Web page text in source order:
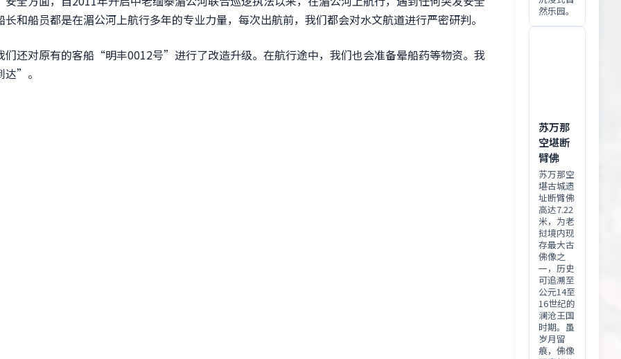
和船员都是在湄公河上航行多年的专业力量，每次出航前，我们都会对水文航道进行严密研判。
还对原有的客船“明丰0012号”进行了改造升级。在航行途中，我们也会准备晕船药等物资。我
”。
然乐园。
苏万那
空堪断
臂佛
苏万那空
堪古城遗
址断臂佛
高达7.22
米，为老
挝境内现
存最大古
佛像之
一，历史
可追溯至
公元14至
16世纪的
澜沧王国
时期。虽
岁月留
痕，佛像